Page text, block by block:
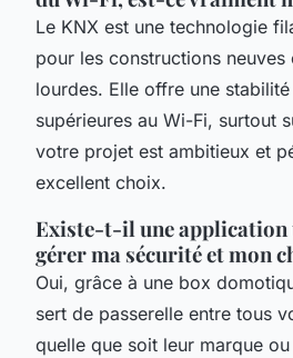
Le KNX est une technologie
pour les constructions
lourdes. Elle offre une
supérieures au Wi-Fi, surtout
votre projet est ambitieux et
excellent choix.
Existe-t-il une application
gérer ma sécurité et mon
Oui, grâce à une box
sert de passerelle entre tous
quelle que soit leur marque